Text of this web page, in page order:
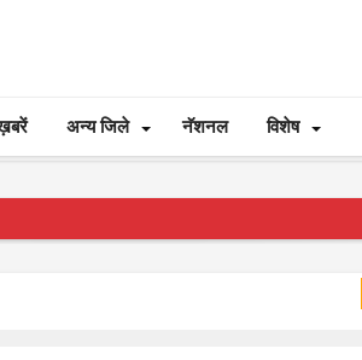
अन्य जिले नॅशनल विशेष